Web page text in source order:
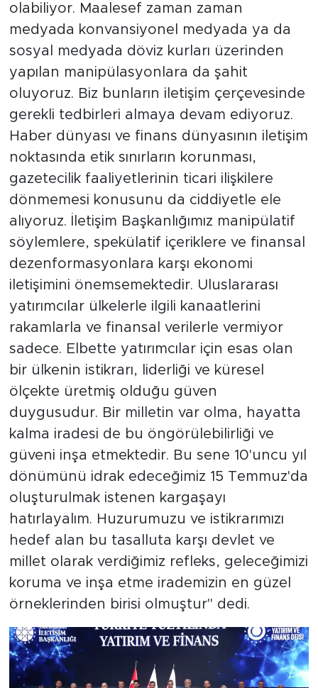
olabiliyor. Maalesef zaman zaman
medyada konvansiyonel medyada ya da
sosyal medyada döviz kurları üzerinden
yapılan manipülasyonlara da şahit
oluyoruz. Biz bunların iletişim çerçevesinde
gerekli tedbirleri almaya devam ediyoruz.
Haber dünyası ve finans dünyasının iletişim
noktasında etik sınırların korunması,
gazetecilik faaliyetlerinin ticari ilişkilere
dönmemesi konusunu da ciddiyetle ele
alıyoruz. İletişim Başkanlığımız manipülatif
söylemlere, spekülatif içeriklere ve finansal
dezenformasyonlara karşı ekonomi
iletişimini önemsemektedir. Uluslararası
yatırımcılar ülkelerle ilgili kanaatlerini
rakamlarla ve finansal verilerle vermiyor
sadece. Elbette yatırımcılar için esas olan
bir ülkenin istikrarı, liderliği ve küresel
ölçekte üretmiş olduğu güven
duygusudur. Bir milletin var olma, hayatta
kalma iradesi de bu öngörülebilirliği ve
güveni inşa etmektedir. Bu sene 10'uncu yıl
dönümünü idrak edeceğimiz 15 Temmuz'da
oluşturulmak istenen kargaşayı
hatırlayalım. Huzurumuzu ve istikrarımızı
hedef alan bu tasalluta karşı devlet ve
millet olarak verdiğimiz refleks, geleceğimizi
koruma ve inşa etme irademizin en güzel
örneklerinden birisi olmuştur" dedi.